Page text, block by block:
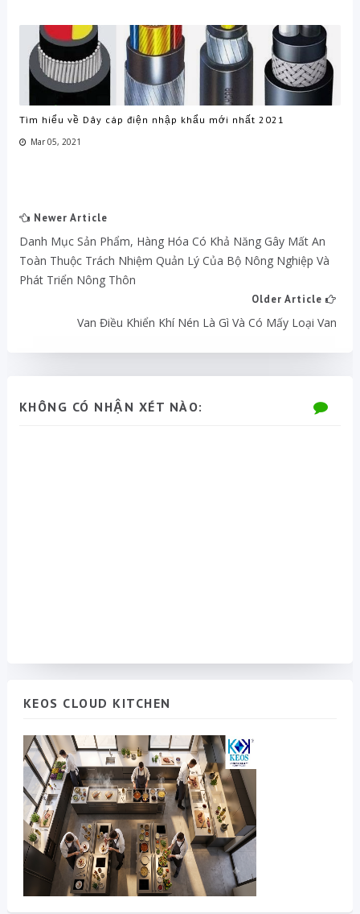
Tìm hiểu về Dây cáp điện nhập khẩu mới nhất 2021
Mar 05, 2021
Newer Article
Danh Mục Sản Phẩm, Hàng Hóa Có Khả Năng Gây Mất An
Toàn Thuộc Trách Nhiệm Quản Lý Của Bộ Nông Nghiệp Và
Phát Triển Nông Thôn
Older Article
Van Điều Khiển Khí Nén Là Gì Và Có Mấy Loại Van
KHÔNG CÓ NHẬN XÉT NÀO:
KEOS CLOUD KITCHEN